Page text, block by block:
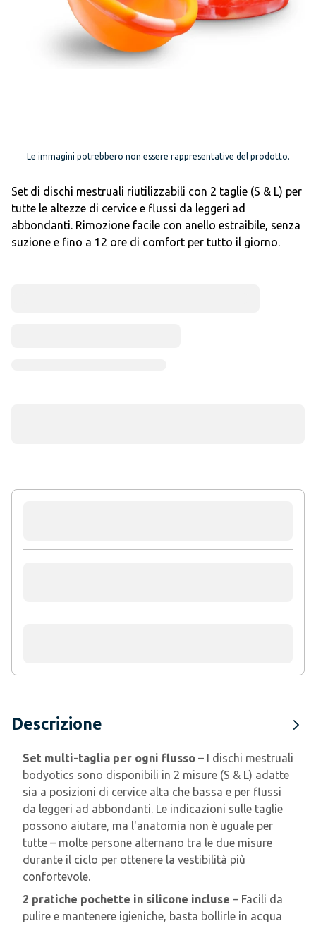
Le immagini potrebbero non essere rappresentative del prodotto.
Set di dischi mestruali riutilizzabili con 2 taglie (S & L) per
tutte le altezze di cervice e flussi da leggeri ad
abbondanti. Rimozione facile con anello estraibile, senza
suzione e fino a 12 ore di comfort per tutto il giorno.
Descrizione
Set multi-taglia per ogni flusso – I dischi mestruali
bodyotics sono disponibili in 2 misure (S & L) adatte
sia a posizioni di cervice alta che bassa e per flussi
da leggeri ad abbondanti. Le indicazioni sulle taglie
possono aiutare, ma l'anatomia non è uguale per
tutte – molte persone alternano tra le due misure
durante il ciclo per ottenere la vestibilità più
confortevole.
2 pratiche pochette in silicone incluse – Facili da
pulire e mantenere igieniche, basta bollirle in acqua